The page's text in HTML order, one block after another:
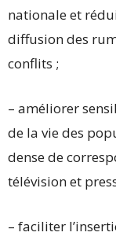
nationale et
diffusion des
conflits ;
– améliorer
de la vie des
dense de
télévision et
– faciliter